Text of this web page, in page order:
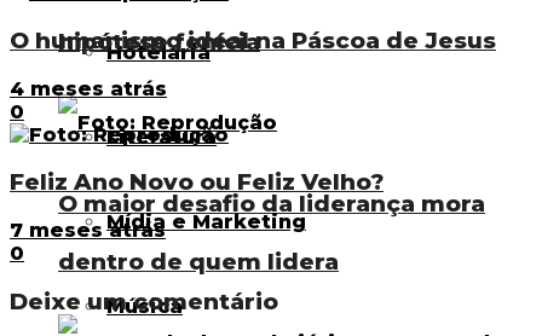
hipótese fenícia
O maior desafio da liderança mora
dentro de quem lidera
Hotelaria
Literatura
Mídia e Marketing
Música
O humanismo ideal na Páscoa de Jesus
4 meses atrás
0
Feliz Ano Novo ou Feliz Velho?
7 meses atrás
0
Deixe um comentário